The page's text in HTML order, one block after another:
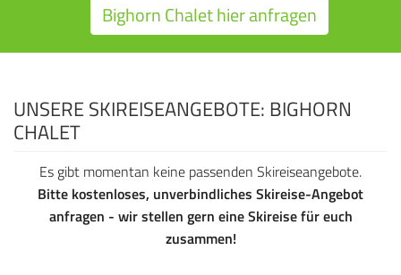
Bighorn Chalet hier anfragen
UNSERE SKIREISEANGEBOTE: BIGHORN
CHALET
Es gibt momentan keine passenden Skireiseangebote.
Bitte kostenloses, unverbindliches Skireise-Angebot
anfragen - wir stellen gern eine Skireise für euch
zusammen!